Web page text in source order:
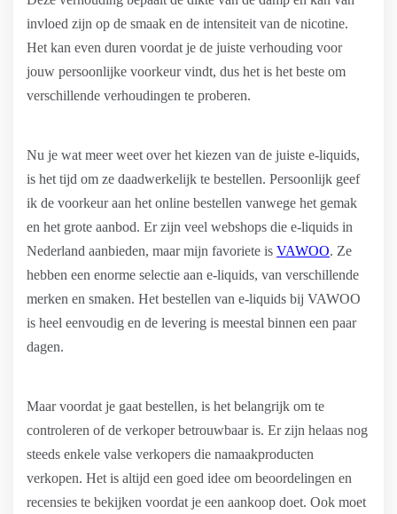
invloed zijn op de smaak en de intensiteit van de nicotine.
Het kan even duren voordat je de juiste verhouding voor
jouw persoonlijke voorkeur vindt, dus het is het beste om
verschillende verhoudingen te proberen.
Nu je wat meer weet over het kiezen van de juiste e-liquids,
is het tijd om ze daadwerkelijk te bestellen. Persoonlijk geef
ik de voorkeur aan het online bestellen vanwege het gemak
en het grote aanbod. Er zijn veel webshops die e-liquids in
Nederland aanbieden, maar mijn favoriete is VAWOO. Ze
hebben een enorme selectie aan e-liquids, van verschillende
merken en smaken. Het bestellen van e-liquids bij VAWOO
is heel eenvoudig en de levering is meestal binnen een paar
dagen.
Maar voordat je gaat bestellen, is het belangrijk om te
controleren of de verkoper betrouwbaar is. Er zijn helaas nog
steeds enkele valse verkopers die namaakproducten
verkopen. Het is altijd een goed idee om beoordelingen en
recensies te bekijken voordat je een aankoop doet. Ook moet